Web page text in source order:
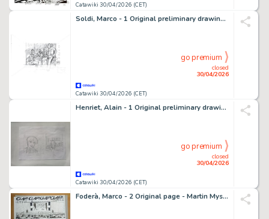
Catawiki 30/04/2026 (CET)
Soldi, Marco - 1 Original preliminary drawing - Julia - 2010
Catawiki 30/04/2026 (CET)
closed
30/04/2026
go premium
Henriet, Alain - 1 Original preliminary drawing - Damocles
Catawiki 30/04/2026 (CET)
closed
30/04/2026
go premium
Foderà, Marco - 2 Original page - Martin Mystère - "il Segreto della Superba" - 2023